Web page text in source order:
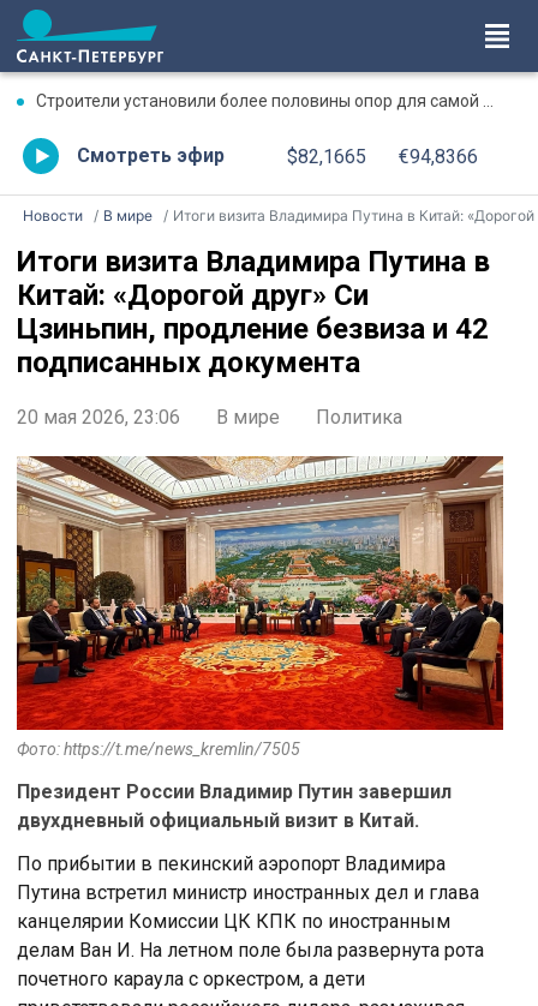
Строители установили более половины опор для самой большой железнодорожной эстакады ВСМ Москва – Санкт-Петербург
Смотреть эфир $82,1665 €94,8366
Новости В мире Итоги визита Владимира Путина в Китай: «Дорогой друг» Си Цзиньпин, продление безвиза и 42 подписанных документа
Итоги визита Владимира Путина в
Китай: «Дорогой друг» Си
Цзиньпин, продление безвиза и 42
подписанных документа
20 мая 2026, 23:06 В мире Политика
Фото: https://t.me/news_kremlin/7505
Президент России Владимир Путин завершил
двухдневный официальный визит в Китай.
По прибытии в пекинский аэропорт Владимира
Путина встретил министр иностранных дел и глава
канцелярии Комиссии ЦК КПК по иностранным
делам Ван И. На летном поле была развернута рота
почетного караула с оркестром, а дети